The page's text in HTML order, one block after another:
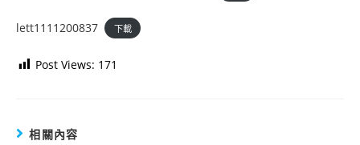
lett1111200837 下載
Post Views: 171
相關內容